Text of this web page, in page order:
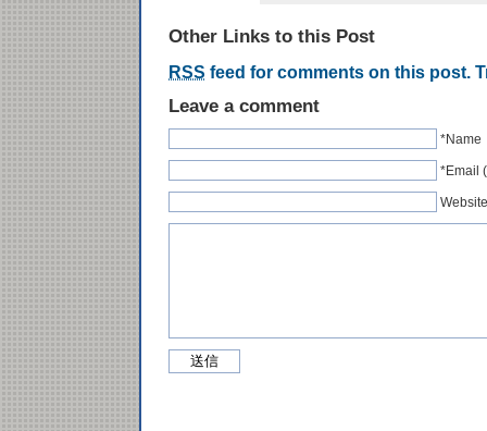
Other Links to this Post
RSS feed for comments on this post.
Leave a comment
*Name
*Email
Website